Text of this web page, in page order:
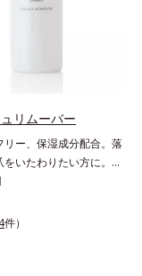
リムーバー
リー、保湿成分配合。落
をいたわりたい方に。爪
を考えたネイルリムー
）です。アセトンフリ
さらに6種(*)のネイルケ
件）